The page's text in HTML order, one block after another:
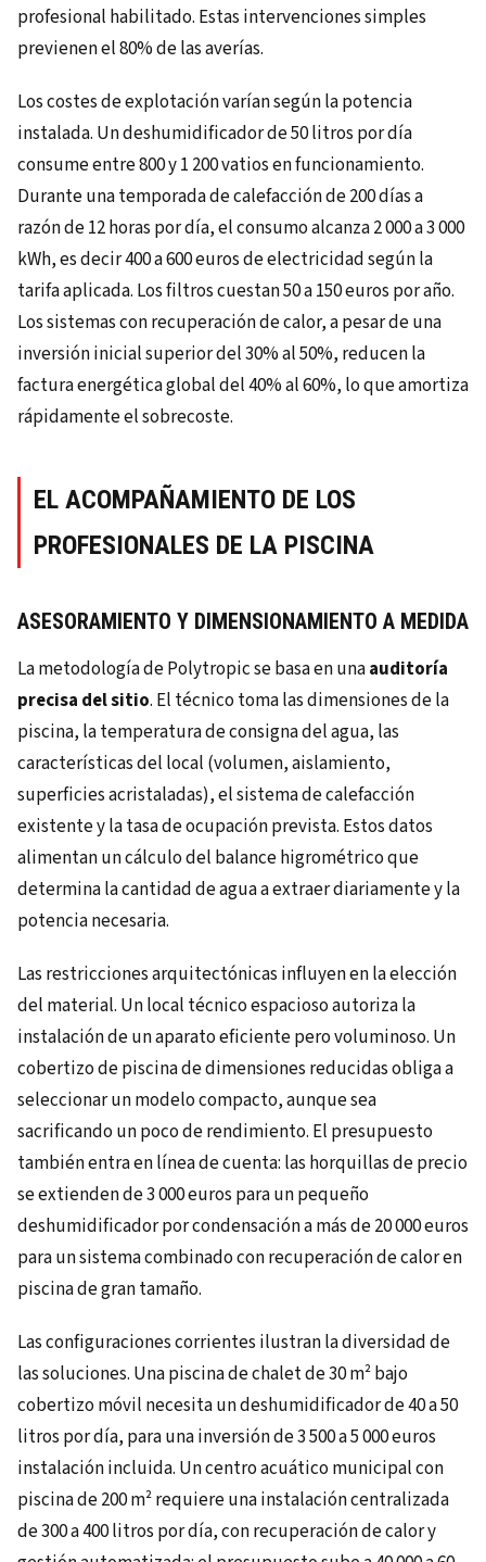
profesional habilitado. Estas intervenciones simples
previenen el 80% de las averías.
Los costes de explotación varían según la potencia
instalada. Un deshumidificador de 50 litros por día
consume entre 800 y 1 200 vatios en funcionamiento.
Durante una temporada de calefacción de 200 días a
razón de 12 horas por día, el consumo alcanza 2 000 a 3 000
kWh, es decir 400 a 600 euros de electricidad según la
tarifa aplicada. Los filtros cuestan 50 a 150 euros por año.
Los sistemas con recuperación de calor, a pesar de una
inversión inicial superior del 30% al 50%, reducen la
factura energética global del 40% al 60%, lo que amortiza
rápidamente el sobrecoste.
EL ACOMPAÑAMIENTO DE LOS
PROFESIONALES DE LA PISCINA
ASESORAMIENTO Y DIMENSIONAMIENTO A MEDIDA
La metodología de Polytropic se basa en unaauditoría
precisa del sitio. El técnico toma las dimensiones de la
piscina, la temperatura de consigna del agua, las
características del local (volumen, aislamiento,
superficies acristaladas), el sistema de calefacción
existente y la tasa de ocupación prevista. Estos datos
alimentan un cálculo del balance higrométrico que
determina la cantidad de agua a extraer diariamente y la
potencia necesaria.
Las restricciones arquitectónicas influyen en la elección
del material. Un local técnico espacioso autoriza la
instalación de un aparato eficiente pero voluminoso. Un
cobertizo de piscina de dimensiones reducidas obliga a
seleccionar un modelo compacto, aunque sea
sacrificando un poco de rendimiento. El presupuesto
también entra en línea de cuenta: las horquillas de precio
se extienden de 3 000 euros para un pequeño
deshumidificador por condensación a más de 20 000 euros
para un sistema combinado con recuperación de calor en
piscina de gran tamaño.
Las configuraciones corrientes ilustran la diversidad de
las soluciones. Una piscina de chalet de 30 m² bajo
cobertizo móvil necesita un deshumidificador de 40 a 50
litros por día, para una inversión de 3 500 a 5 000 euros
instalación incluida. Un centro acuático municipal con
piscina de 200 m² requiere una instalación centralizada
de 300 a 400 litros por día, con recuperación de calor y